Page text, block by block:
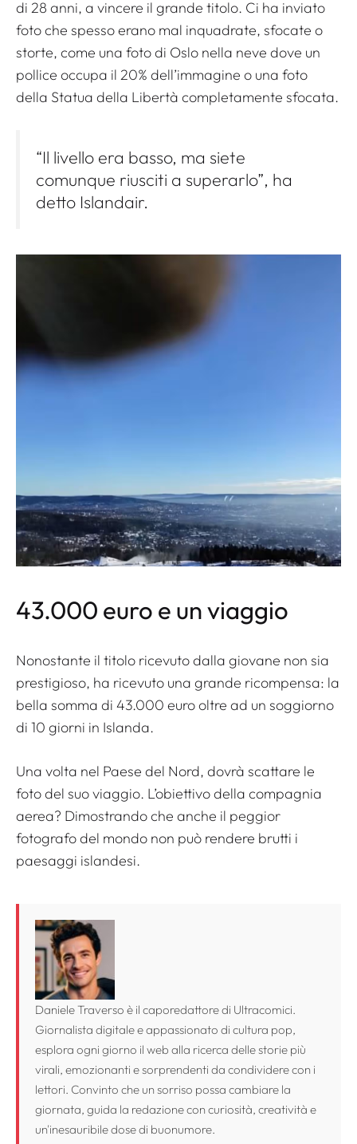
di 28 anni, a vincere il grande titolo. Ci ha inviato
foto che spesso erano mal inquadrate, sfocate o
storte, come una foto di Oslo nella neve dove un
pollice occupa il 20% dell’immagine o una foto
della Statua della Libertà completamente sfocata.
“Il livello era basso, ma siete
comunque riusciti a superarlo”, ha
detto Islandair.
43.000 euro e un viaggio
Nonostante il titolo ricevuto dalla giovane non sia
prestigioso, ha ricevuto una grande ricompensa: la
bella somma di 43.000 euro oltre ad un soggiorno
di 10 giorni in Islanda.
Una volta nel Paese del Nord, dovrà scattare le
foto del suo viaggio. L’obiettivo della compagnia
aerea? Dimostrando che anche il peggior
fotografo del mondo non può rendere brutti i
paesaggi islandesi.
Daniele Traverso è il caporedattore di Ultracomici.
Giornalista digitale e appassionato di cultura pop,
esplora ogni giorno il web alla ricerca delle storie più
virali, emozionanti e sorprendenti da condividere con i
lettori. Convinto che un sorriso possa cambiare la
giornata, guida la redazione con curiosità, creatività e
un'inesauribile dose di buonumore.